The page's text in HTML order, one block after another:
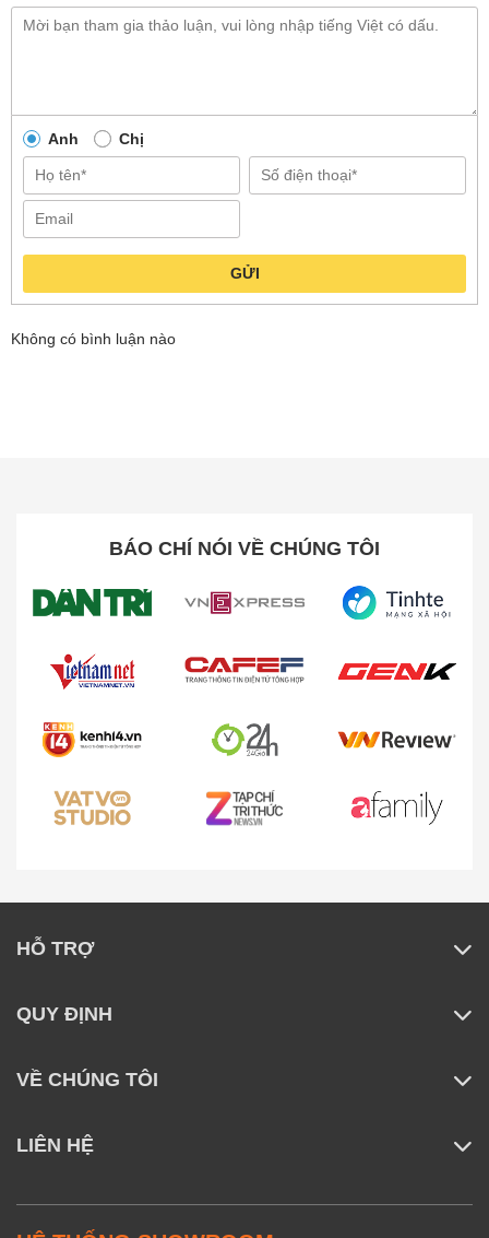
động với độ ồn chỉ 43dB, mang đến trải nghiệm yên
Không gây ra tiếng ồn khó chịu, thiết bị này lý tưởng
cho những ai muốn thư giãn mà không bị làm phiền
bởi âm thanh máy móc. Phiên bản mới nhất còn
trang bị các đầu massage chuyên dụng cùng nhiều
tính năng hiện đại, hỗ trợ giảm đau nhức và mang lại
cảm giác thư thái, thích hợp cho việc chăm sóc cơ
Anh Chị
GỬI
Không có bình luận nào
BÁO CHÍ NÓI VỀ CHÚNG TÔI
HỖ TRỢ
QUY ĐỊNH
VỀ CHÚNG TÔI
LIÊN HỆ